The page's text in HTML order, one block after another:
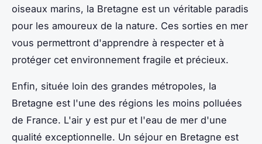
oiseaux marins, la Bretagne est un véritable paradis
pour les amoureux de la nature. Ces sorties en mer
vous permettront d'apprendre à respecter et à
protéger cet environnement fragile et précieux.
Enfin, située loin des grandes métropoles, la
Bretagne est l'une des régions les moins polluées
de France. L'air y est pur et l'eau de mer d'une
qualité exceptionnelle. Un séjour en Bretagne est